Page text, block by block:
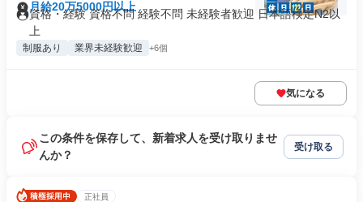
月給20万5000円以上
資格・経験 資格不問 経験不問 未経験者歓迎 日本語検定N2以
上
制服あり 業界未経験歓迎 +6個
気になる
この条件を保存して、新着求人を受け取りませ
んか？
受け取る
正社員